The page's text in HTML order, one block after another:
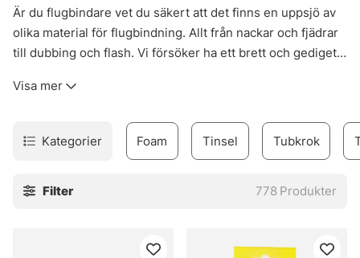
Är du flugbindare vet du säkert att det finns en uppsjö av
olika material för flugbindning. Allt från nackar och fjädrar
till dubbing och flash. Vi försöker ha ett brett och gediget
hittar du det.
Visa mer
Kategorier Foam Tinsel Tubkrok
Filter 778 Produkter